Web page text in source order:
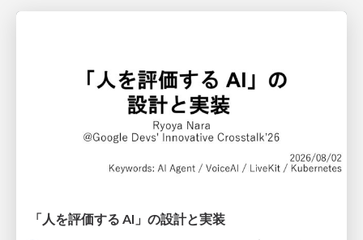
「人を評価する AI」の 設計と実装